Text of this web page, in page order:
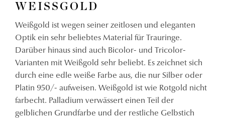
WEISSGOLD
Weißgold ist wegen seiner zeitlosen und eleganten
Optik ein sehr beliebtes Material für Trauringe.
Darüber hinaus sind auch Bicolor- und Tricolor-
Varianten mit Weißgold sehr beliebt. Es zeichnet sich
durch eine edle weiße Farbe aus, die nur Silber oder
Platin 950/- aufweisen. Weißgold ist wie Rotgold nicht
farbecht. Palladium verwässert einen Teil der
gelblichen Grundfarbe und der restliche Gelbstich